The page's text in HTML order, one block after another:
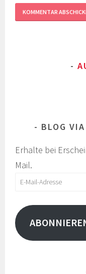
BLOG
Erhalte bei
Mail.
E-
Adresse